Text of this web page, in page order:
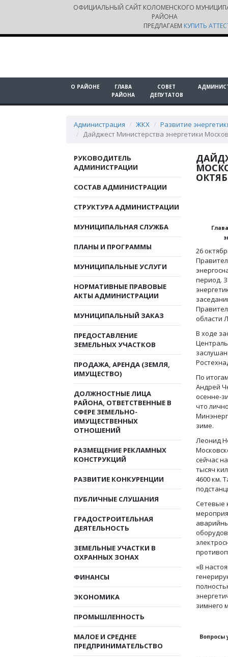
ОФИЦИАЛЬНЫЙ САЙТ КОЛОМЕНСКОГО
РАЙОНА
ПРЕДЛАГАЕМ КУПИТЬ
О РАЙОНЕ
ГЛАВА
РАЙОНА
СОВЕТ
ДЕПУТАТОВ
Администрация ЖКХ
Развитие
Дайджест Министерства энергетики
РУКОВОДИТЕЛЬ
АДМИНИСТРАЦИИ
СОСТАВ АДМИНИСТРАЦИИ
СТРУКТУРА АДМИНИСТРАЦИИ
МУНИЦИПАЛЬНАЯ СЛУЖБА
ПЛАНЫ И ПРОГРАММЫ
МУНИЦИПАЛЬНЫЕ УСЛУГИ
НОРМАТИВНЫЕ ПРАВОВЫЕ
АКТЫ АДМИНИСТРАЦИИ
МУНИЦИПАЛЬНЫЙ ЗАКАЗ
ПРЕДОСТАВЛЕНИЕ
ЗЕМЕЛЬНЫХ УЧАСТКОВ
ПРОДАЖА, АРЕНДА (ЗЕМЛЯ,
ИМУЩЕСТВО)
ДОЛЖНОСТНЫЕ ЛИЦА
РАЙОНА, ОТВЕТСТВЕННЫЕ В
СФЕРЕ ЗЕМЕЛЬНО-
ИМУЩЕСТВЕННЫХ
ОТНОШЕНИЙ
РАЗМЕЩЕНИЕ РЕКЛАМНЫХ
КОНСТРУКЦИЙ
РАЗВИТИЕ КОНКУРЕНЦИИ
ПУБЛИЧНЫЕ СЛУШАНИЯ
ГРАДОСТРОИТЕЛЬНАЯ
ДЕЯТЕЛЬНОСТЬ
ЗЕМЕЛЬНЫЕ УЧАСТКИ В
ОХРАННЫХ ЗОНАХ
ФИНАНСЫ
ЭКОНОМИКА
ПРОМЫШЛЕННОСТЬ
МАЛОЕ И СРЕДНЕЕ
ПРЕДПРИНИМАТЕЛЬСТВО
26
период.
области
В ходе
По
Андрей
осенне-
что
зиме.
Леонид
сейчас
тысяч
4600 км.
Сетевые
«В
зимнего
Вопросы